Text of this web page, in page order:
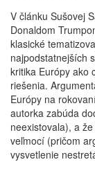
V článku Sušovej
Donaldom
klasické
najpodstatnejších
kritika Európy ako
riešenia.
Európy na
autorka zabúda
neexistovala), a
veľmocí (pričom
vysvetlenie